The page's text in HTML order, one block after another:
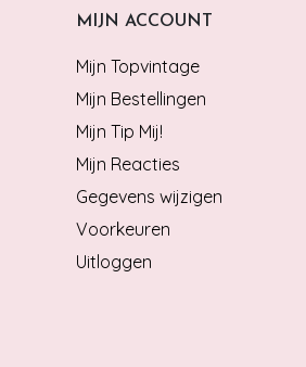
MIJN ACCOUNT
Mijn Topvintage
Mijn Bestellingen
Mijn Tip Mij!
Mijn Reacties
Gegevens wijzigen
Voorkeuren
Uitloggen